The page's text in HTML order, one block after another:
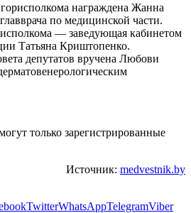
награждена Жанна
по медицинской части.
— заведующая кабинетом
Татьяна Криштопенко.
депутатов вручена Любови
только зарегистрированные
Источник: medvestnik.by
TwitterWhatsAppTelegramViber